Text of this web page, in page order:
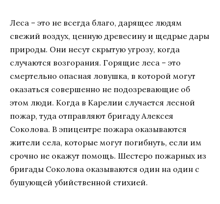
Леса – это не всегда благо, дарящее людям
свежий воздух, ценную древесину и щедрые дары
природы. Они несут скрытую угрозу, когда
случаются возгорания. Горящие леса – это
смертельно опасная ловушка, в которой могут
оказаться совершенно не подозревающие об
этом люди. Когда в Карелии случается лесной
пожар, туда отправляют бригаду Алексея
Соколова. В эпицентре пожара оказываются
жители села, которые могут погибнуть, если им
срочно не окажут помощь. Шестеро пожарных из
бригады Соколова оказываются один на один с
бушующей убийственной стихией.